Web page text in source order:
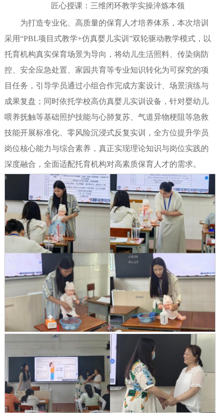
匠心授课：三维闭环教学实操淬炼本领
为打造专业化、高质量的保育人才培养体系，本次培训
采用“PBL项目式教学+仿真婴儿实训”双轮驱动教学模式，以
托育机构真实保育场景为导向，将幼儿生活照料、传染病防
控、安全应急处置、家园共育等专业知识转化为可探究的项
目任务，引导学员通过小组合作完成方案设计、场景演练与
成果复盘；同时依托学校高仿真婴儿实训设备，针对婴幼儿
喂养抚触等基础照护技能与心肺复苏、气道异物梗阻等急救
技能开展标准化、零风险沉浸式反复实训，全方位提升学员
岗位核心能力与综合素养，真正实现理论知识与岗位实践的
深度融合，全面适配托育机构对高素质保育人才的需求。